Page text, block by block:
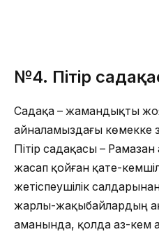
№4. Пітір
Садақа – жамандықты
айналамыздағы көмекке
Пітір садақасы –
жасап қойған қате-
жетіспеушілік
жарлы-жақыбайлардың
аманында, қолда аз-кем